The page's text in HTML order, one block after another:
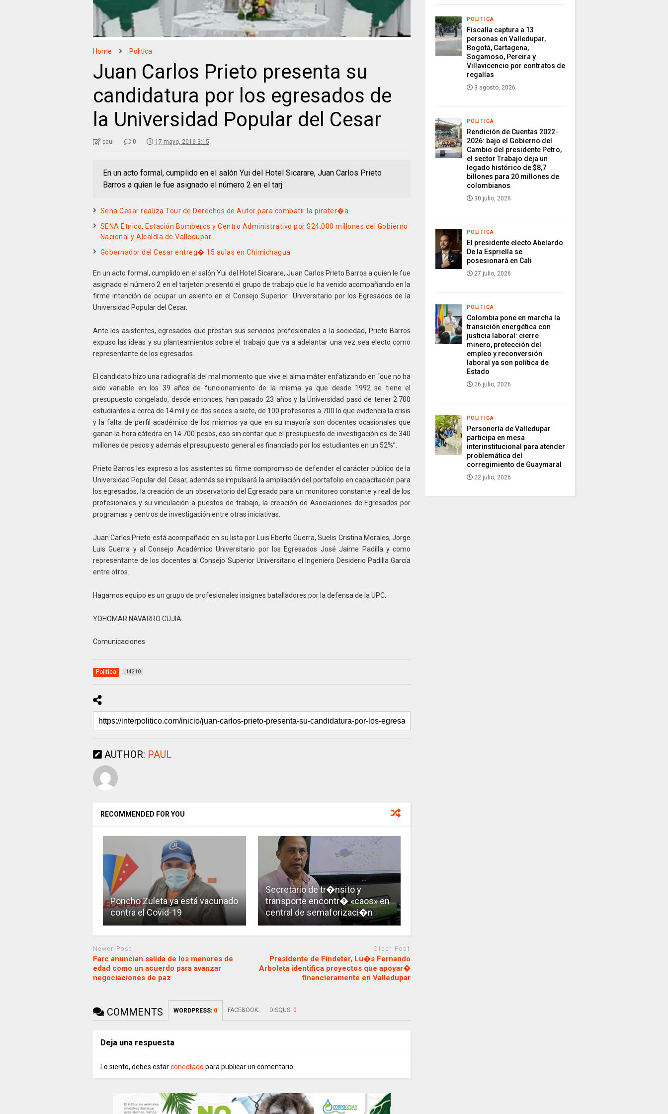
Home Politica
Juan Carlos Prieto presenta su
candidatura por los egresados de
la Universidad Popular del Cesar
paul 0 17 mayo, 2016 3:15
En un acto formal, cumplido en el salón Yui del Hotel Sicarare, Juan Carlos Prieto
Barros a quien le fue asignado el número 2 en el tarj
Sena Cesar realiza Tour de Derechos de Autor para combatir la pirater�a
SENA Étnico, Estación Bomberos y Centro Administrativo por $24.000 millones del Gobierno
Nacional y Alcaldía de Valledupar
Gobernador del Cesar entreg� 15 aulas en Chimichagua
En un acto formal, cumplido en el salón Yui del Hotel Sicarare, Juan Carlos Prieto Barros a quien le fue
asignado el número 2 en el tarjetón presentó el grupo de trabajo que lo ha venido acompañando en la
firme intención de ocupar un asiento en el Consejo Superior Universitario por los Egresados de la
Universidad Popular del Cesar.
Ante los asistentes, egresados que prestan sus servicios profesionales a la sociedad, Prieto Barros
expuso las ideas y su planteamientos sobre el trabajo que va a adelantar una vez sea electo como
representante de los egresados.
El candidato hizo una radiografía del mal momento que vive el alma máter enfatizando en “que no ha
sido variable en los 39 años de funcionamiento de la misma ya que desde 1992 se tiene el
presupuesto congelado, desde entonces, han pasado 23 años y la Universidad pasó de tener 2.700
estudiantes a cerca de 14 mil y de dos sedes a siete, de 100 profesores a 700 lo que evidencia la crisis
y la falta de perfil académico de los mismos ya que en su mayoría son docentes ocasionales que
ganan la hora cátedra en 14.700 pesos, eso sin contar que el presupuesto de investigación es de 340
millones de pesos y además el presupuesto general es financiado por los estudiantes en un 52%”.
Prieto Barros les expreso a los asistentes su firme compromiso de defender el carácter público de la
Universidad Popular del Cesar, además se impulsará la ampliación del portafolio en capacitación para
los egresados, la creación de un observatorio del Egresado para un monitoreo constante y real de los
profesionales y su vinculación a puestos de trabajo, la creación de Asociaciones de Egresados por
programas y centros de investigación entre otras iniciativas.
Juan Carlos Prieto está acompañado en su lista por Luis Eberto Guerra, Suelis Cristina Morales, Jorge
Luis Guerra y al Consejo Académico Universitario por los Egresados José Jaime Padilla y como
representante de los docentes al Consejo Superior Universitario el Ingeniero Desiderio Padilla García
entre otros.
Hagamos equipo es un grupo de profesionales insignes batalladores por la defensa de la UPC.
YOHOMAR NAVARRO CUJIA
Comunicaciones
Politica 14210
AUTHOR: PAUL
RECOMMENDED FOR YOU
Poncho Zuleta ya está vacunado
contra el Covid-19
Secretario de tr�nsito y
transporte encontr� «caos» en
central de semaforizaci�n
Newer Post
Farc anuncian salida de los menores de
edad como un acuerdo para avanzar
negociaciones de paz
Older Post
Presidente de Findeter, Lu�s Fernando
Arboleta identifica proyectos que apoyar�
financieramente en Valledupar
COMMENTS WORDPRESS: 0 FACEBOOK: DISQUS: 0
Deja una respuesta
Lo siento, debes estarconectado para publicar un comentario.
POLITICA
Fiscalía captura a 13
personas en Valledupar,
Bogotá, Cartagena,
Sogamoso, Pereira y
Villavicencio por contratos de
regalías
3 agosto, 2026
POLITICA
Rendición de Cuentas 2022-
2026: bajo el Gobierno del
Cambio del presidente Petro,
el sector Trabajo deja un
legado histórico de $8,7
billones para 20 millones de
colombianos
30 julio, 2026
POLITICA
El presidente electo Abelardo
De la Espriella se
posesionará en Cali
27 julio, 2026
POLITICA
Colombia pone en marcha la
transición energética con
justicia laboral: cierre
minero, protección del
empleo y reconversión
laboral ya son política de
Estado
26 julio, 2026
POLITICA
Personería de Valledupar
participa en mesa
interinstitucional para atender
problemática del
corregimiento de Guaymaral
22 julio, 2026